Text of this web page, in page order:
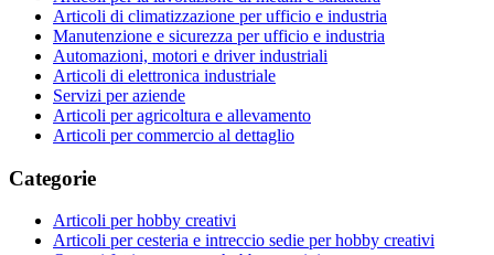
Articoli di climatizzazione per ufficio e industria
Manutenzione e sicurezza per ufficio e industria
Automazioni, motori e driver industriali
Articoli di elettronica industriale
Servizi per aziende
Articoli per agricoltura e allevamento
Articoli per commercio al dettaglio
Categorie
Articoli per hobby creativi
Articoli per cesteria e intreccio sedie per hobby creativi